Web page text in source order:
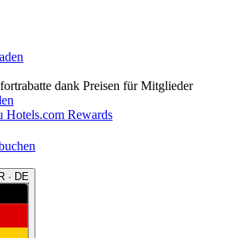
dank Preisen für Mitglieder
Hotels.com Rewards
· DE